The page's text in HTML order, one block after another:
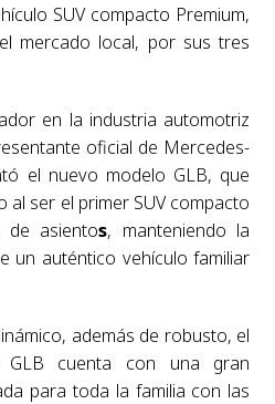
SUV compacto Premium,
mercado local, por sus tres
en la industria automotriz
oficial de Mercedes-
el nuevo modelo GLB, que
al ser el primer SUV compacto
de asientos, manteniendo la
un auténtico vehículo familiar
además de robusto, el
GLB cuenta con una gran
para toda la familia con las